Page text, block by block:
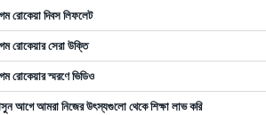
রোকেয়া দিবস লিফলেট
রোকেয়ার সেরা উক্তি
রোকেয়ার স্মরণে ভিডিও
আগে আমরা নিজের উৎস্যগুলো থেকে শিক্ষা লাভ করি